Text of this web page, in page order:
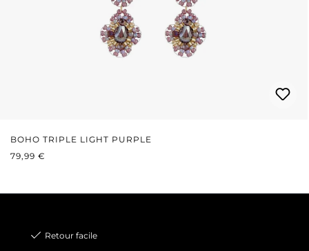
BOHO TRIPLE LIGHT PURPLE
PRIX RÉGULIER :
79,99 €
Retour facile